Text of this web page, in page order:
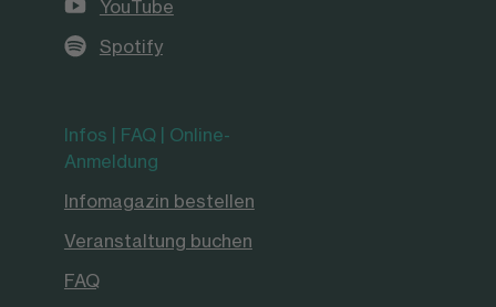
YouTube
Spotify
Infos | FAQ | Online-
Anmeldung
Infomagazin bestellen
Veranstaltung buchen
FAQ